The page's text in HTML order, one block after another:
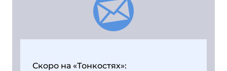
Скоро на «Тонкостях»: